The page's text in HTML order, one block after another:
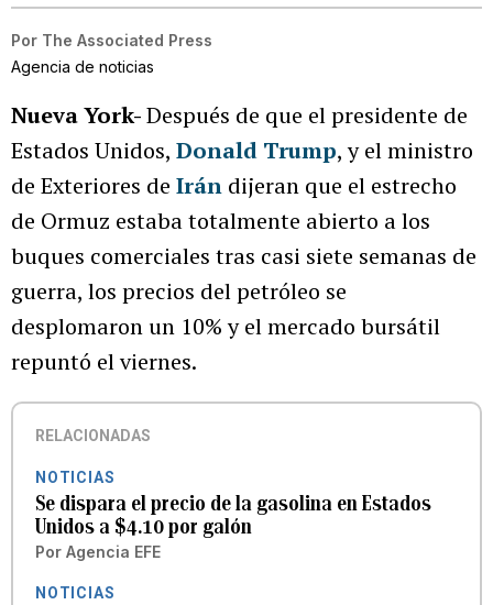
Por The Associated Press
Agencia de noticias
Nueva York-Después de que el presidente de
Estados Unidos, Donald Trump, y el ministro
de Exteriores de Irán dijeran que el estrecho
de Ormuz estaba totalmente abierto a los
buques comerciales tras casi siete semanas de
guerra, los precios del petróleo se
desplomaron un 10% y el mercado bursátil
repuntó el viernes.
RELACIONADAS
NOTICIAS
Se dispara el precio de la gasolina en Estados
Unidos a $4.10 por galón
Por Agencia EFE
NOTICIAS